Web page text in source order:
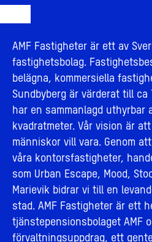
AMF Fastigheter är ett av
fastighetsbolag.
belägna, kommersiella
Sundbyberg är värderat till
har en sammanlagd uthyrbar
kvadratmeter. Vår vision är
människor vill vara. Genom
våra kontorsfastigheter,
som Urban Escape, Mood,
Marievik bidrar vi till en
stad. AMF Fastigheter är ett
tjänstepensionsbolaget AMF
förvaltningsuppdrag, ett